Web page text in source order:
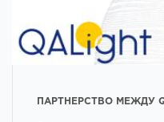
ПАРТНЕРСТВО МЕЖДУ